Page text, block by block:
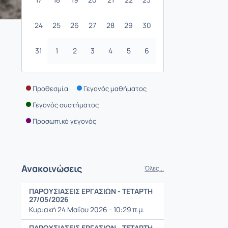
24 25 26 27 28 29 30
31 1 2 3 4 5 6
Προθεσμία
Γεγονός μαθήματος
Γεγονός συστήματος
Προσωπικό γεγονός
Ανακοινώσεις Όλες...
ΠΑΡΟΥΣΙΑΣΕΙΣ ΕΡΓΑΣΙΩΝ - ΤΕΤΑΡΤΗ
27/05/2026
Κυριακή 24 Μαΐου 2026 - 10:29 π.μ.